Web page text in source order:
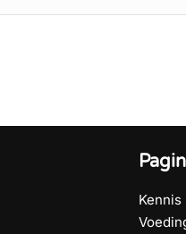
Kennis